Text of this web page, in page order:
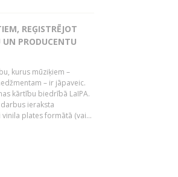
REĢISTRĒJOT
PRODUCENTU
kurus mūziķiem –
– ir jāpaveic.
kārtību biedrībā LaIPA.
ieraksta
plates formātā (vai...